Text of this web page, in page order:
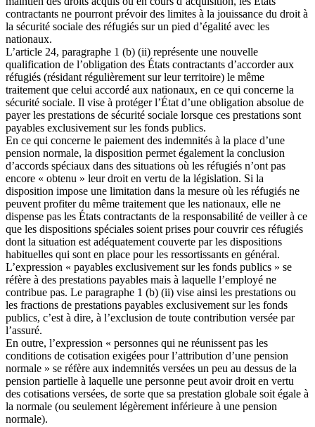
contractants ne pourront prévoir des limites à la jouissance du droit à
la sécurité sociale des réfugiés sur un pied d’égalité avec les
nationaux.
L’article 24, paragraphe 1 (b) (ii) représente une nouvelle
qualification de l’obligation des États contractants d’accorder aux
réfugiés (résidant régulièrement sur leur territoire) le même
traitement que celui accordé aux nationaux, en ce qui concerne la
sécurité sociale. Il vise à protéger l’État d’une obligation absolue de
payer les prestations de sécurité sociale lorsque ces prestations sont
payables exclusivement sur les fonds publics.
En ce qui concerne le paiement des indemnités à la place d’une
pension normale, la disposition permet également la conclusion
d’accords spéciaux dans des situations où les réfugiés n’ont pas
encore « obtenu » leur droit en vertu de la législation. Si la
disposition impose une limitation dans la mesure où les réfugiés ne
peuvent profiter du même traitement que les nationaux, elle ne
dispense pas les États contractants de la responsabilité de veiller à ce
que les dispositions spéciales soient prises pour couvrir ces réfugiés
dont la situation est adéquatement couverte par les dispositions
habituelles qui sont en place pour les ressortissants en général.
L’expression « payables exclusivement sur les fonds publics » se
réfère à des prestations payables mais à laquelle l’employé ne
contribue pas. Le paragraphe 1 (b) (ii) vise ainsi les prestations ou
les fractions de prestations payables exclusivement sur les fonds
publics, c’est à dire, à l’exclusion de toute contribution versée par
l’assuré.
En outre, l’expression « personnes qui ne réunissent pas les
conditions de cotisation exigées pour l’attribution d’une pension
normale » se réfère aux indemnités versées un peu au dessus de la
pension partielle à laquelle une personne peut avoir droit en vertu
des cotisations versées, de sorte que sa prestation globale soit égale à
la normale (ou seulement légèrement inférieure à une pension
normale).